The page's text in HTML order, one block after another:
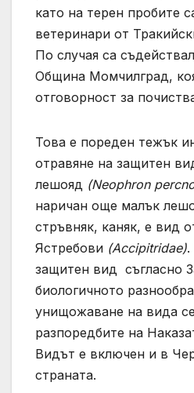
като на терен пробите
ветеринари от
По случая са
Община Момчилград,
отговорност за
Това е пореден тежък
отравяне на защитен
лешояд (Neophron
наричан още малък
стръвняк, каняк, е вид
Ястребови (Accipitridae).
защитен вид съгласно
биологичното
унищожаване на вида
разпоредбите на
Видът е включен и в
страната.